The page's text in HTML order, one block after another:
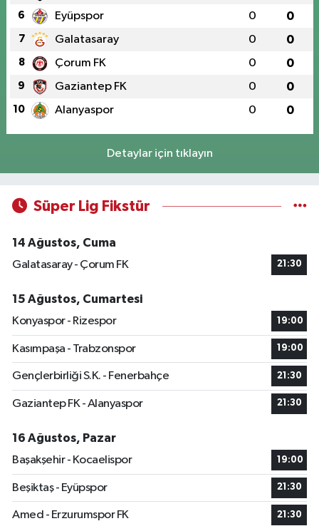
6 Eyüpspor 0 0
7 Galatasaray 0 0
8 Çorum FK 0 0
9 Gaziantep FK 0 0
10 Alanyaspor 0 0
Detaylar için tıklayın
Süper Lig Fikstür
14 Ağustos, Cuma
Galatasaray - Çorum FK
21:30
15 Ağustos, Cumartesi
Konyaspor - Rizespor
19:00
Kasımpaşa - Trabzonspor 19:00
Gençlerbirliği S.K. - Fenerbahçe 21:30
Gaziantep FK - Alanyaspor 21:30
16 Ağustos, Pazar
Başakşehir - Kocaelispor
19:00
Beşiktaş - Eyüpspor 21:30
Amed - Erzurumspor FK 21:30